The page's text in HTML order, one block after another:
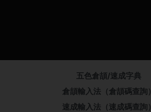
五色倉頡/速成字典
倉頡輸入法（倉頡碼查詢）
速成輸入法（速成碼查詢）